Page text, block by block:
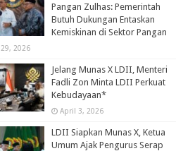
Pangan Zulhas: Pemerintah
Butuh Dukungan Entaskan
Kemiskinan di Sektor Pangan
2026
Jelang Munas X LDII, Menteri
Fadli Zon Minta LDII Perkuat
Kebudayaan*
April 3, 2026
LDII Siapkan Munas X, Ketua
Umum Ajak Pengurus Serap